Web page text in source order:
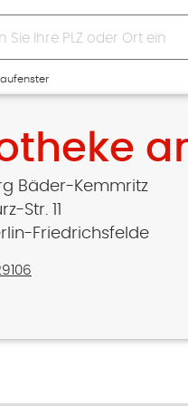
Bäder-Kemmritz
Str. 11
Friedrichsfelde